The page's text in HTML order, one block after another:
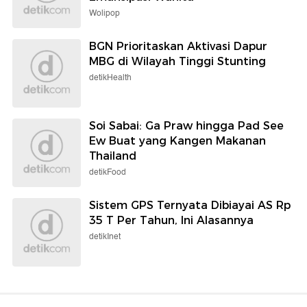
Wolipop
BGN Prioritaskan Aktivasi Dapur
MBG di Wilayah Tinggi Stunting
detikHealth
Soi Sabai: Ga Praw hingga Pad See
Ew Buat yang Kangen Makanan
Thailand
detikFood
Sistem GPS Ternyata Dibiayai AS Rp
35 T Per Tahun, Ini Alasannya
detikInet